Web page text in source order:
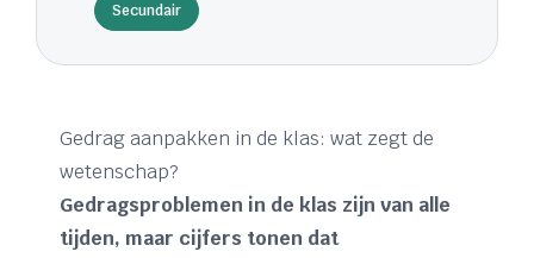
Secundair
Gedrag aanpakken in de klas: wat zegt de
wetenschap?
Gedragsproblemen in de klas zijn van alle
tijden, maar cijfers tonen dat